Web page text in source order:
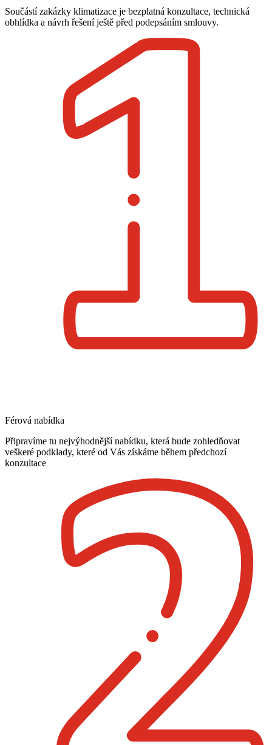
Součástí zakázky klimatizace je bezplatná konzultace, technická
obhlídka a návrh řešení ještě před podepsáním smlouvy.
Férová nabídka
Připravíme tu nejvýhodnější nabídku, která bude zohledňovat
veškeré podklady, které od Vás získáme během předchozí
konzultace